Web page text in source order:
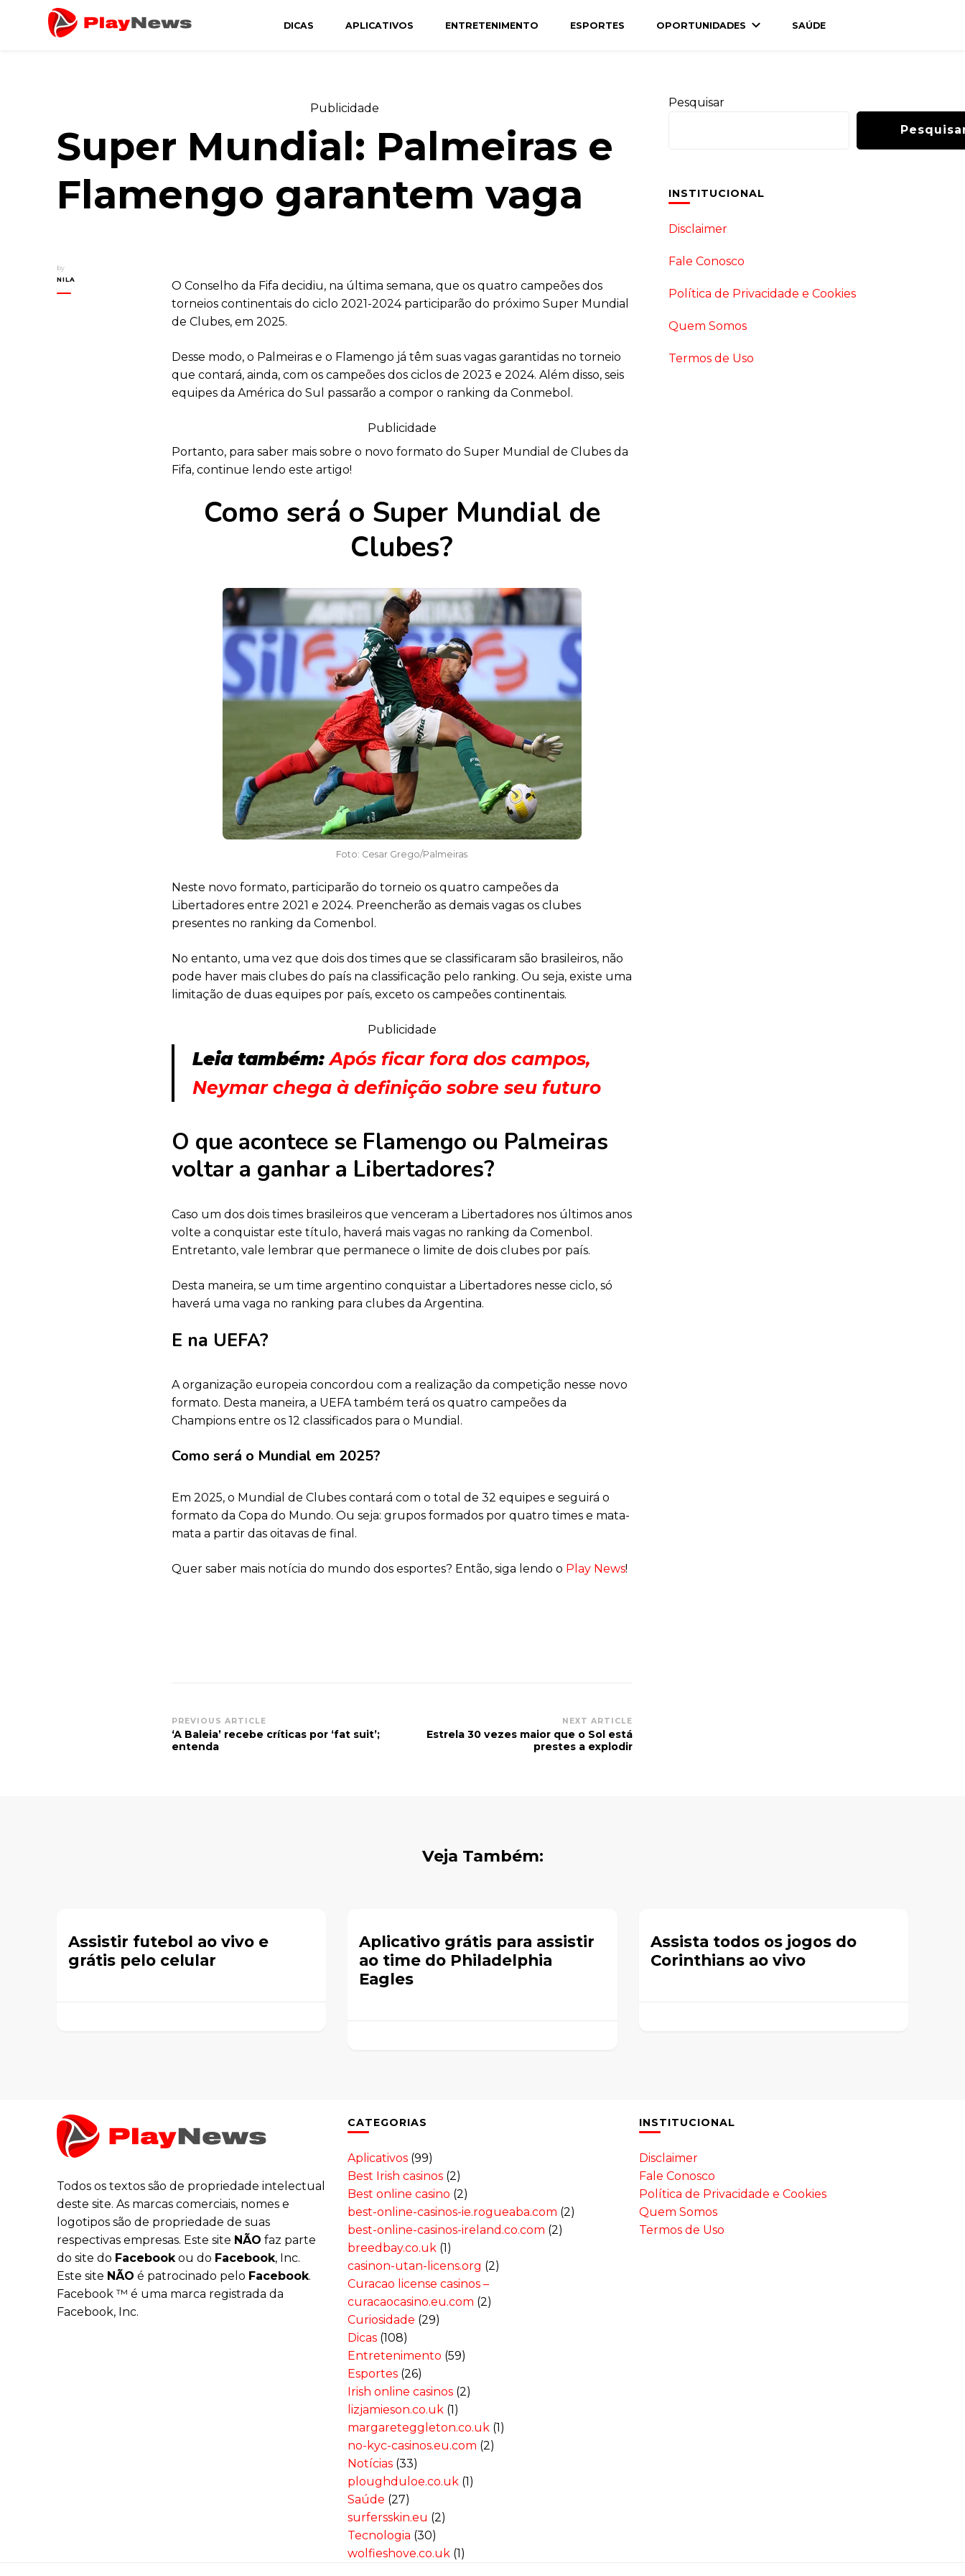
DICAS APLICATIVOS ENTRETENIMENTO ESPORTES OPORTUNIDADES SAÚDE
Publicidade
Super Mundial: Palmeiras e
Flamengo garantem vaga
by
NILA
O Conselho da Fifa decidiu, na última semana, que os quatro campeões dos
torneios continentais do ciclo 2021-2024 participarão do próximo Super Mundial
de Clubes, em 2025.
Desse modo, o Palmeiras e o Flamengo já têm suas vagas garantidas no torneio
que contará, ainda, com os campeões dos ciclos de 2023 e 2024. Além disso, seis
equipes da América do Sul passarão a compor o ranking da Conmebol.
Publicidade
Portanto, para saber mais sobre o novo formato do Super Mundial de Clubes da
Fifa, continue lendo este artigo!
Como será o Super Mundial de
Clubes?
Foto: Cesar Grego/Palmeiras
Neste novo formato, participarão do torneio os quatro campeões da
Libertadores entre 2021 e 2024. Preencherão as demais vagas os clubes
presentes no ranking da Comenbol.
No entanto, uma vez que dois dos times que se classificaram são brasileiros, não
pode haver mais clubes do país na classificação pelo ranking. Ou seja, existe uma
limitação de duas equipes por país, exceto os campeões continentais.
Publicidade
Leia também: Após ficar fora dos campos,
Neymar chega à definição sobre seu futuro
O que acontece se Flamengo ou Palmeiras
voltar a ganhar a Libertadores?
Caso um dos dois times brasileiros que venceram a Libertadores nos últimos anos
volte a conquistar este título, haverá mais vagas no ranking da Comenbol.
Entretanto, vale lembrar que permanece o limite de dois clubes por país.
Desta maneira, se um time argentino conquistar a Libertadores nesse ciclo, só
haverá uma vaga no ranking para clubes da Argentina.
E na UEFA?
A organização europeia concordou com a realização da competição nesse novo
formato. Desta maneira, a UEFA também terá os quatro campeões da
Champions entre os 12 classificados para o Mundial.
Como será o Mundial em 2025?
Em 2025, o Mundial de Clubes contará com o total de 32 equipes e seguirá o
formato da Copa do Mundo. Ou seja: grupos formados por quatro times e mata-
mata a partir das oitavas de final.
Quer saber mais notícia do mundo dos esportes? Então, siga lendo o Play News!
Post
Navigation
PREVIOUS ARTICLE
‘A Baleia’ recebe críticas por ‘fat suit’;
entenda
NEXT ARTICLE
Estrela 30 vezes maior que o Sol está
prestes a explodir
Pesquisar
INSTITUCIONAL
Disclaimer
Fale Conosco
Política de Privacidade e Cookies
Quem Somos
Termos de Uso
Veja Também:
Assistir futebol ao vivo e
grátis pelo celular
Aplicativo grátis para assistir
ao time do Philadelphia
Eagles
Assista todos os jogos do
Corinthians ao vivo
Todos os textos são de propriedade intelectual
deste site. As marcas comerciais, nomes e
logotipos são de propriedade de suas
respectivas empresas. Este site NÃO faz parte
do site do Facebookou do Facebook, Inc.
Este site NÃO é patrocinado pelo Facebook.
Facebook ™ é uma marca registrada da
Facebook, Inc.
CATEGORIAS
Aplicativos (99)
Best Irish casinos (2)
Best online casino (2)
best-online-casinos-ie.rogueaba.com (2)
best-online-casinos-ireland.co.com (2)
breedbay.co.uk (1)
casinon-utan-licens.org (2)
Curacao license casinos –
curacaocasino.eu.com (2)
Curiosidade (29)
Dicas (108)
Entretenimento (59)
Esportes (26)
Irish online casinos (2)
lizjamieson.co.uk (1)
margareteggleton.co.uk (1)
no-kyc-casinos.eu.com (2)
Notícias (33)
ploughduloe.co.uk (1)
Saúde (27)
surfersskin.eu (2)
Tecnologia (30)
wolfieshove.co.uk (1)
INSTITUCIONAL
Disclaimer
Fale Conosco
Política de Privacidade e Cookies
Quem Somos
Termos de Uso